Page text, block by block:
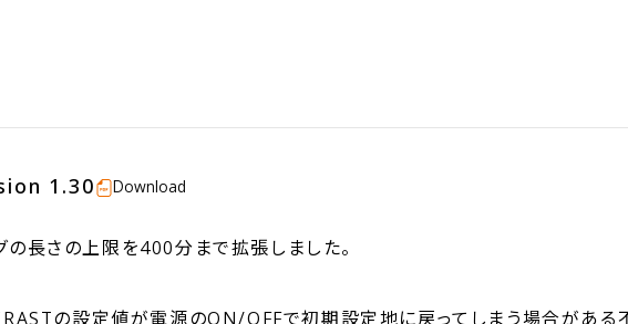
1.30 Download
の長さの上限を400分まで拡張しました。
の設定値が電源のON/OFFで初期設定地に戻ってしまう場合がある